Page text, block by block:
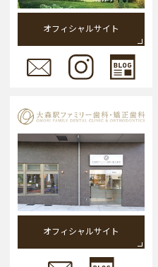
オフィシャルサイト
オフィシャルサイト